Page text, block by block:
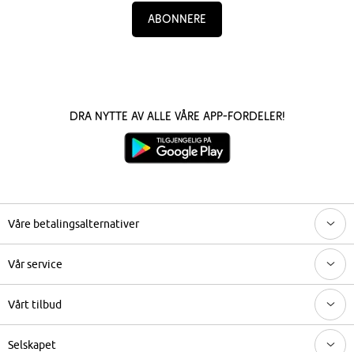
Abonnere
Dra nytte av alle våre app-fordeler!
Våre betalingsalternativer
Vår service
Vårt tilbud
Selskapet